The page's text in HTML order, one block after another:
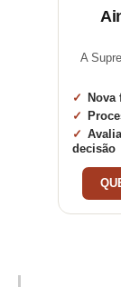
A
Nova
decisão